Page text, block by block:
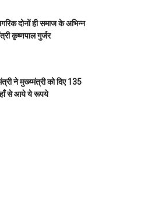
दोनों ही समाज के अभिन्न
कृष्णपाल गुर्जर
ने मुख्य्मंत्री को दिए 135
से आये ये रूपये